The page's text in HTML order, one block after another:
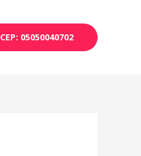
CEP: 05050040702